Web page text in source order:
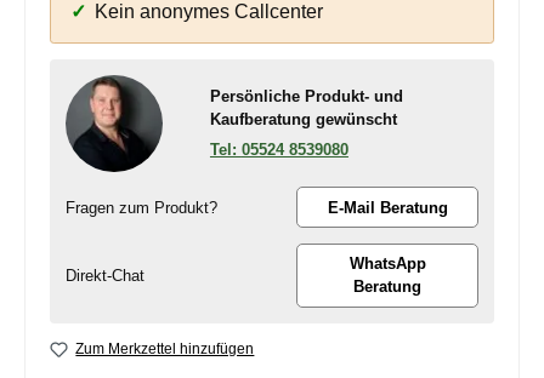
Kein anonymes Callcenter
Persönliche Produkt- und
Kaufberatung gewünscht
05524 8539080
Fragen zum Produkt? E-Mail Beratung
Direkt-Chat
WhatsApp
Beratung
Zum Merkzettel hinzufügen